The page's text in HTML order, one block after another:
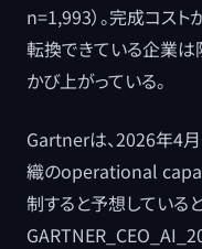
n=1,993）。完成コス
転換できている企業は
かび上がっている。
Gartnerは、2026年4
織のoperational
制すると予想している